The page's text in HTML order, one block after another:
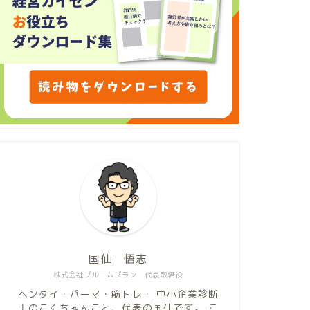
株式会社ブルームプラン 代表取締役
国仙 悟志
ヘンタイ・パーマ・筋トレ・ 中小企業診断